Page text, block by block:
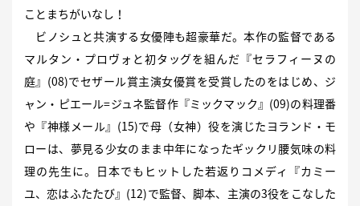
ことまちがいなし！
ビノシュと共演する女優陣も超豪華だ。本作の監督である
マルタン・プロヴォと初タッグを組んだ『セラフィーヌの
庭』(08)でセザール賞主演女優賞を受賞したのをはじめ、ジ
ャン・ピエール=ジュネ監督作『ミックマック』(09)の料理番
や『神様メール』(15)で母（女神）役を演じたヨランド・モ
ローは、夢見る少女のまま中年になったギックリ腰気味の料
理の先生に。日本でもヒットした若返りコメディ『カミー
ユ、恋はふたたび』(12)で監督、脚本、主演の3役をこなした